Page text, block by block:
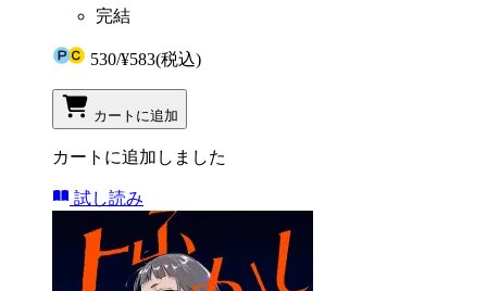
完結
530/¥583(税込)
カートに追加
カートに追加しました
試し読み